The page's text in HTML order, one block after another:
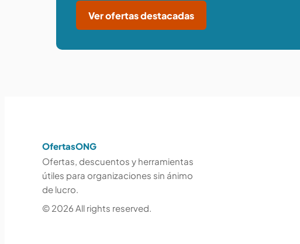
Ver ofertas destacadas
OfertasONG
Ofertas, descuentos y herramientas
útiles para organizaciones sin ánimo
de lucro.
© 2026 All rights reserved.